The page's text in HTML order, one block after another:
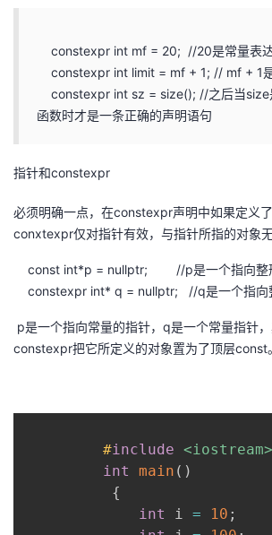
的
博
我
的
我
子
直
的
我
constexpr int mf = 20; //20是常量表
constexpr int limit = mf + 1; // mf + 1
constexpr int sz = size(); //之后当size
函数时才是一条正确的声明语句
指针和constexpr
必须明确一点，在constexpr声明中如果定义
conxtexpr仅对指针有效，与指针所指的对象无
const int*p = nullptr; //p是一个指向整
constexpr int* q = nullptr; //q是一个指向
p是一个指向常量的指针，q是一个常量指针
constexpr把它所定义的对象置为了顶层const。
#include <iostream>
int
main ( )
{
int
i = 10 ;